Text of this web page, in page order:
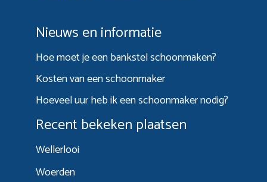
Nieuws en informatie
Hoe moet je een bankstel schoonmaken?
Kosten van een schoonmaker
Hoeveel uur heb ik een schoonmaker nodig?
Recent bekeken plaatsen
Wellerlooi
Woerden